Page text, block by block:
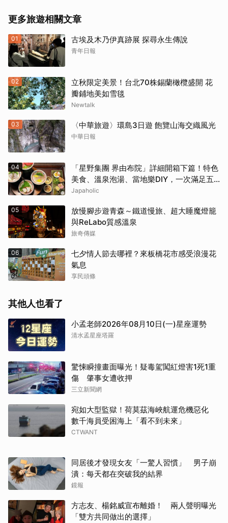
更多旅遊相關文章
01 古埃及木乃伊真跡展 探尋永生傳說
青年日報
02
立秋限定美景！台北70株錫蘭橄欖盛開 花
瓣鋪地美如雪毯
Newtalk
03 〈中華旅遊〉環島3日遊 飽覽山海交織風光
中華日報
04
「星野集團 界由布院」詳細開箱下篇！特色
美食、溫泉泡湯、當地樂DIY，一次滿足五
感體驗
Japaholic
05
放慢腳步遊青森～鐵道慢旅、超大睡魔燈籠
與ReLabo質感溫泉
旅奇傳媒
06
七夕情人節去哪裡？來板橋花市感受浪漫花
氣息
享民頭條
其他人也看了
小孟老師2026年08月10日(一)星座運勢
清水孟星座塔羅
驚悚瞬撞畫面曝光！疑毒駕闖紅燈害1死1重
傷 肇事女遭收押
三立新聞網
宛如大型監獄！荷莫茲海峽航運危機惡化
數千海員受困海上「看不到未來」
CTWANT
同居後才發現女友「一驚人習慣」 男子崩
潰：每天都在突破我的結界
鏡報
方志友、楊銘威宣布離婚！ 兩人聲明曝光
「雙方共同做出的選擇」